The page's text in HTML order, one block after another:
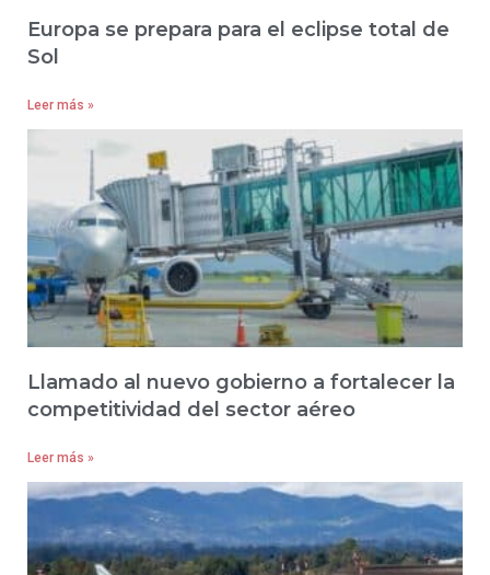
Europa se prepara para el eclipse total de
Sol
Leer más »
Llamado al nuevo gobierno a fortalecer la
competitividad del sector aéreo
Leer más »